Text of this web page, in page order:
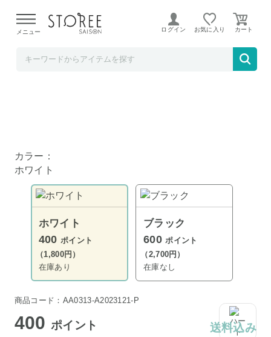
よる配送遅延が発生しております。
メニュー ログイン お気に入り
Anker PowerPort 2 Elite
カラー：
ホワイト
ホワイト
400ポイント
（1,800円）
在庫あり
ブラック
600ポイント
（2,700円）
在庫なし
商品コード：AA0313-A2023121-P
400ポイント 送料込み